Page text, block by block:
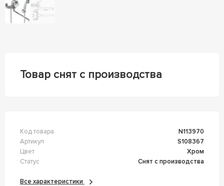
Товар снят с производства
Код товара
n113970
Артикул
s108367
Цвет
Хром
Статус
Снят с производства
Все характеристики